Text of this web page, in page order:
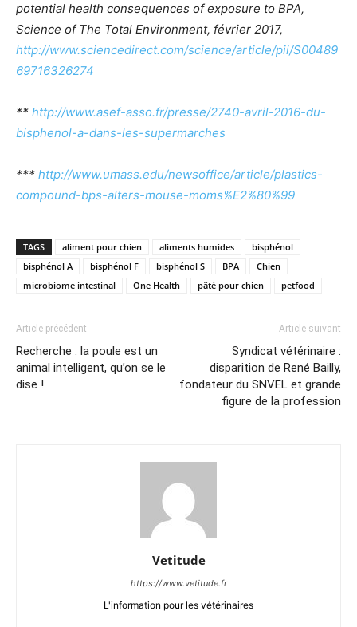
potential health consequences of exposure to BPA,
Science of The Total Environment, février 2017,
http://www.sciencedirect.com/science/article/pii/S00489
69716326274
** http://www.asef-asso.fr/presse/2740-avril-2016-du-
bisphenol-a-dans-les-supermarches
*** http://www.umass.edu/newsoffice/article/plastics-
compound-bps-alters-mouse-moms%E2%80%99
TAGS aliment pour chien aliments humides
bisphénol
bisphénol A
bisphénol F bisphénol S BPA
Chien
microbiome intestinal
One Health pâté pour chien petfood
Article précédent
Recherche : la poule est un
animal intelligent, qu’on se le
dise !
Article suivant
Syndicat vétérinaire :
disparition de René Bailly,
fondateur du SNVEL et grande
figure de la profession
Vetitude
https://www.vetitude.fr
L'information pour les vétérinaires